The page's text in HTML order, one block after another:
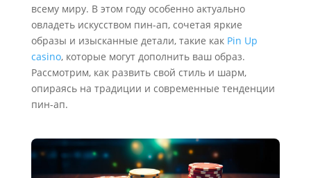
всему миру. В этом году особенно актуально
овладеть искусством пин-ап, сочетая яркие
образы и изысканные детали, такие как Pin Up
casino, которые могут дополнить ваш образ.
Рассмотрим, как развить свой стиль и шарм,
опираясь на традиции и современные тенденции
пин-ап.